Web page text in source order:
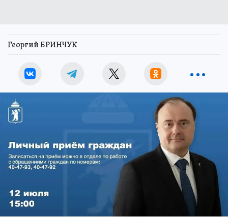
Георгий БРИНЧУК